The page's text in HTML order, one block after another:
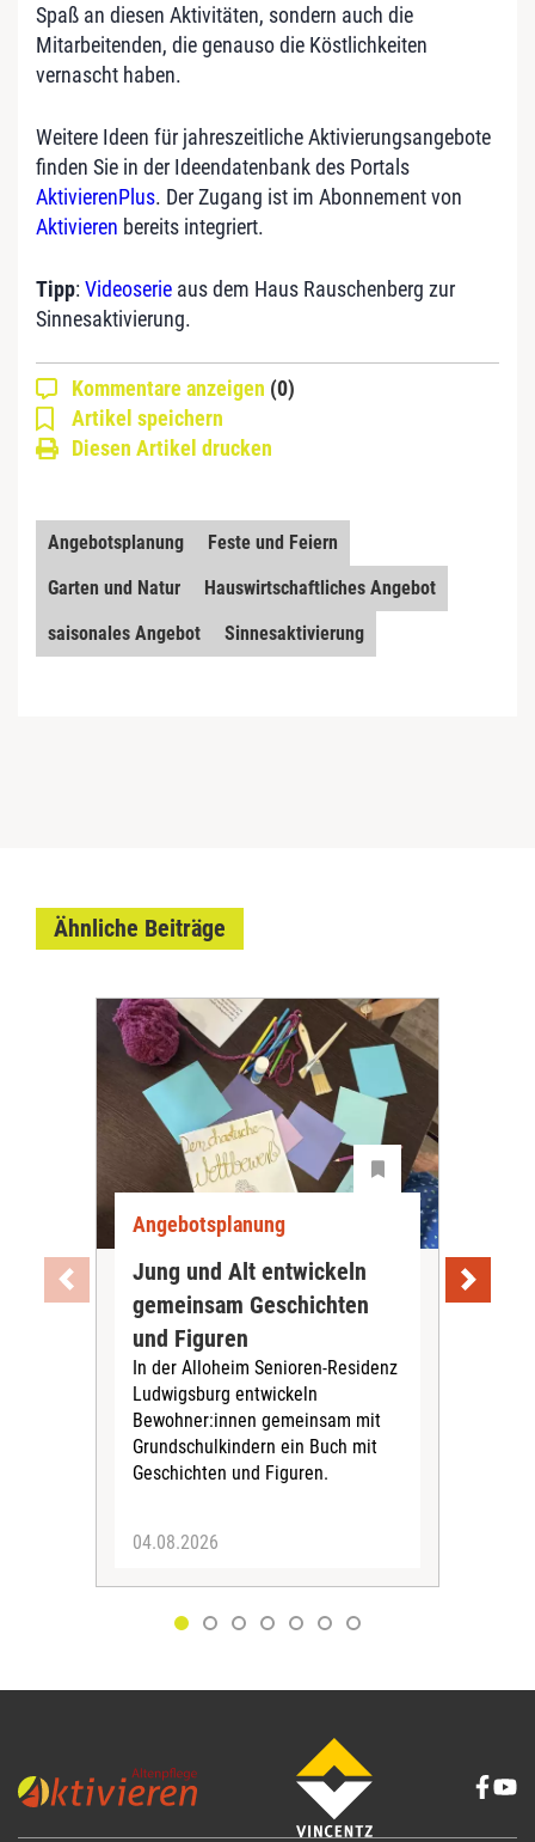
Spaß an diesen Aktivitäten, sondern auch die
Mitarbeitenden, die genauso die Köstlichkeiten
vernascht haben.
Weitere Ideen für jahreszeitliche Aktivierungsangebote
finden Sie in der Ideendatenbank des Portals
AktivierenPlus. Der Zugang ist im Abonnement von
Aktivieren bereits integriert.
Tipp:Videoserie aus dem Haus Rauschenberg zur
Sinnesaktivierung.
Kommentare anzeigen (0)
Artikel speichern
Diesen Artikel drucken
Angebotsplanung
Feste und Feiern
Garten und Natur
Hauswirtschaftliches Angebot
saisonales Angebot
Sinnesaktivierung
Ähnliche Beiträge
Angebotsplanung
Jung und Alt entwickeln
gemeinsam Geschichten
und Figuren
In der Alloheim Senioren-Residenz
Ludwigsburg entwickeln
Bewohner:innen gemeinsam mit
Grundschulkindern ein Buch mit
Geschichten und Figuren.
04.08.2026